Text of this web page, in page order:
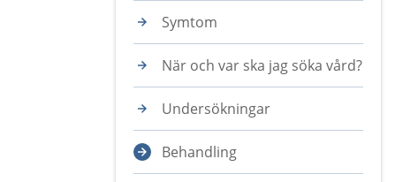
Symtom
När och var ska jag söka vård?
Undersökningar
Behandling